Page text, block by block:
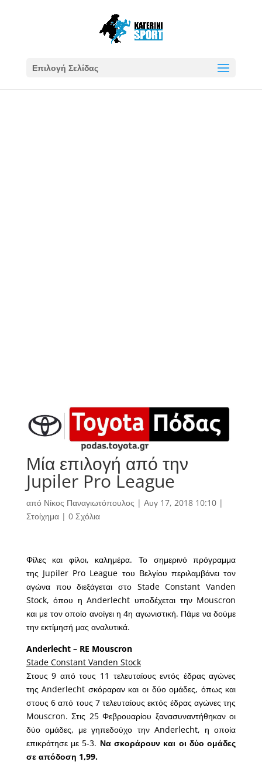
Επιλογή Σελίδας
Μία επιλογή από την
Jupiler Pro League
από Νίκος Παναγιωτόπουλος | Αυγ 17, 2018 10:10|
Στοίχημα| 0 Σχόλια
Φίλες και φίλοι, καλημέρα. Το σημερινό πρόγραμμα
της Jupiler Pro League του Βελγίου περιλαμβάνει τον
αγώνα που διεξάγεται στο Stade Constant Vanden
Stock, όπου η Anderlecht υποδέχεται την Mouscron
και με τον οποίο ανοίγει η 4η αγωνιστική. Πάμε να δούμε
την εκτίμησή μας αναλυτικά.
Anderlecht – RE Mouscron
Stade Constant Vanden Stock
Στους 9 από τους 11 τελευταίους εντός έδρας αγώνες
της Anderlecht σκόραραν και οι δύο ομάδες, όπως και
στους 6 από τους 7 τελευταίους εκτός έδρας αγώνες της
Mouscron. Στις 25 Φεβρουαρίου ξανασυναντήθηκαν οι
δύο ομάδες, με γηπεδούχο την Anderlecht, η οποία
επικράτησε με 5-3. Να σκοράρουν και οι δύο ομάδες
σε απόδοση 1,99.